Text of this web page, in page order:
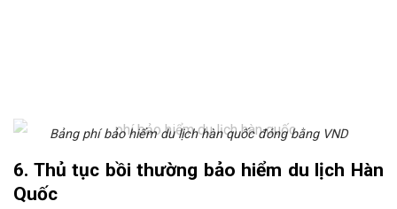
Bảng phí bảo hiểm du lịch hàn quốc đóng bằng VND
6. Thủ tục bồi thường bảo hiểm du lịch Hàn
Quốc